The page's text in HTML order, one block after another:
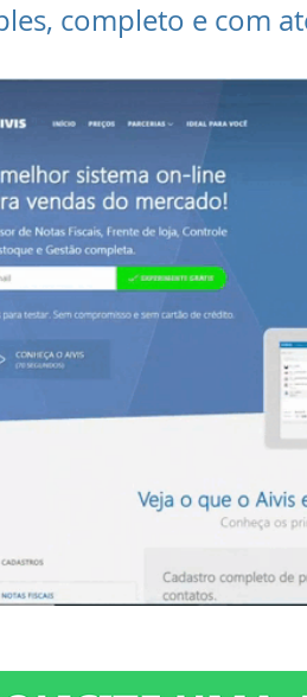
completo e com